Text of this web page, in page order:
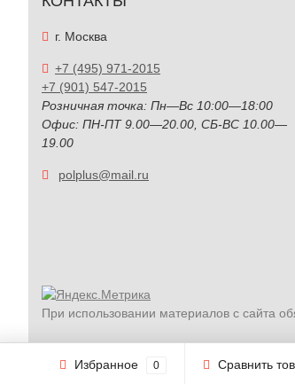
г. Москва
+7 (495) 971-2015
+7 (901) 547-2015
Розничная точка: Пн—Вс 10:00—18:00
Офис: ПН-ПТ 9.00—20.00, СБ-ВС 10.00—
19.00
polplus@mail.ru
При использовании материалов с сайта
Избранное 0 Сравнить